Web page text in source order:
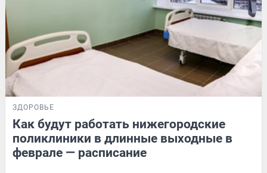
ЗДОРОВЬЕ
Как будут работать нижегородские
поликлиники в длинные выходные в
феврале — расписание